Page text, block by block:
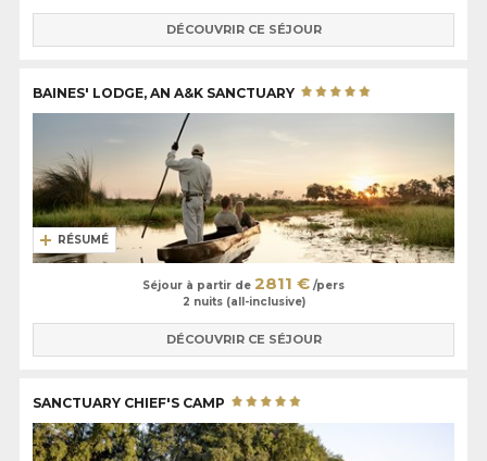
DÉCOUVRIR CE SÉJOUR
BAINES' LODGE, AN A&K SANCTUARY
RÉSUMÉ
Séjour à partir de 2811 € /pers
2 nuits (all-inclusive)
DÉCOUVRIR CE SÉJOUR
SANCTUARY CHIEF'S CAMP